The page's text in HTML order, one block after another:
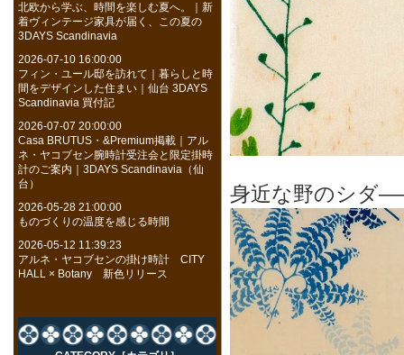
身近な野のシダ
北欧から学ぶ、時間を楽しむ夏へ。｜新
着ヴィンテージ家具が届く、この夏の
3DAYS Scandinavia
2026-07-10 16:00:00
フィン・ユール邸を訪れて｜暮らしと時
間をデザインした住まい｜仙台 3DAYS
Scandinavia 買付記
2026-07-07 20:00:00
Casa BRUTUS・&Premium掲載｜アル
ネ・ヤコブセン腕時計受注会と限定掛時
計のご案内｜3DAYS Scandinavia（仙
台）
2026-05-28 21:00:00
ものづくりの温度を感じる時間
2026-05-12 11:39:23
アルネ・ヤコブセンの掛け時計 CITY
HALL × Botany 新色リリース